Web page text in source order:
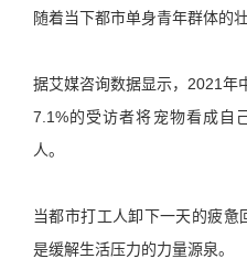
随着当下都市单身青年群体的壮
据艾媒咨询数据显示，2021年
7.1%的受访者将宠物看成自
人。
当都市打工人卸下一天的疲
是缓解生活压力的力量源泉。